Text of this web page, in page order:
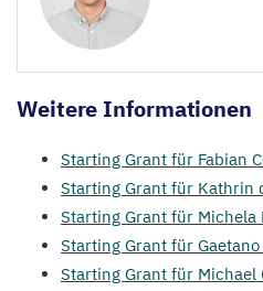
Weitere Informationen
Starting Grant für Fabian
Starting Grant für Kathrin
Starting Grant für Michela
Starting Grant für
Starting Grant für Michael